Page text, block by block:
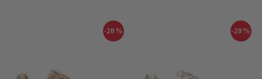
-20% -20%